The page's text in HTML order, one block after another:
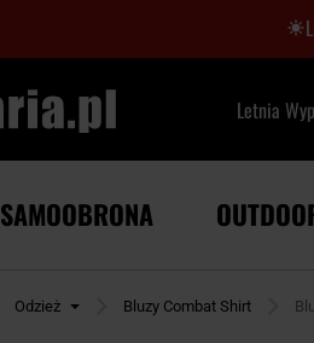
Letnia
SAMOOBRONA
Odzież Bluzy Combat Shirt